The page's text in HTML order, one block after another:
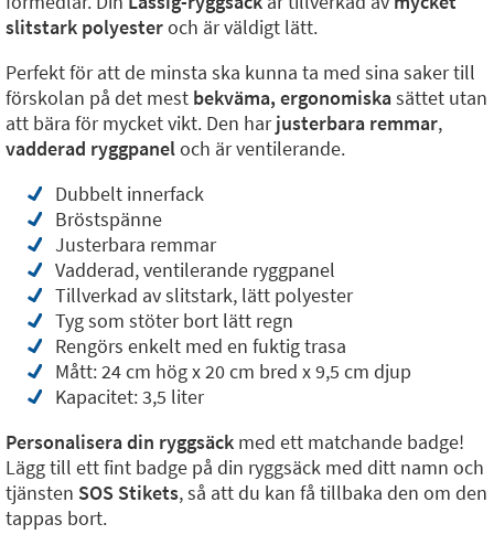
slitstark polyesteroch är väldigt lätt.
Perfekt för att de minsta ska kunna ta med sina saker till
förskolan på det mest bekväma, ergonomiskasättet utan
att bära för mycket vikt. Den harjusterbara remmar,
vadderad ryggpaneloch är ventilerande.
Dubbelt innerfack
Bröstspänne
Justerbara remmar
Vadderad, ventilerande ryggpanel
Tillverkad av slitstark, lätt polyester
Tyg som stöter bort lätt regn
Rengörs enkelt med en fuktig trasa
Mått: 24 cm hög x 20 cm bred x 9,5 cm djup
Kapacitet: 3,5 liter
Personalisera din ryggsäck med ett matchande badge!
Lägg till ett fint badge på din ryggsäck med ditt namn och
tjänsten SOS Stikets, så att du kan få tillbaka den om den
tappas bort.